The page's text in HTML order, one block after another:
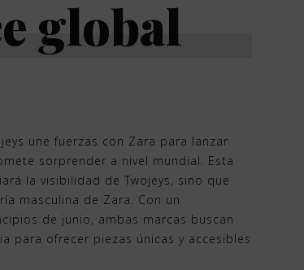
global
une fuerzas con Zara para lanzar
sorprender a nivel mundial. Esta
la visibilidad de Twojeys, sino que
masculina de Zara. Con un
de junio, ambas marcas buscan
para ofrecer piezas únicas y accesibles